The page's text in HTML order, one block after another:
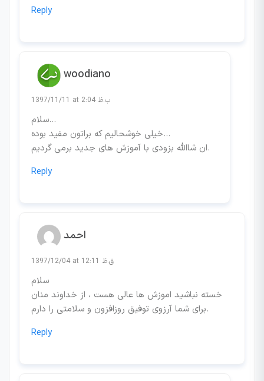
Reply
woodiano
1397/11/11 at 2:04 ب.ظ
سلام…
خیلی خوشحالیم که براتون مفید بوده…
ان شاالله بزودی با آموزش های جدید برمی گردیم.
Reply
احمد
1397/12/04 at 12:11 ق.ظ
سلام
خسته نباشید اموزش ها عالی هست ، از خداوند منان
برای شما آرزوی توفیق روزافزون و سلامتی را دارم.
Reply